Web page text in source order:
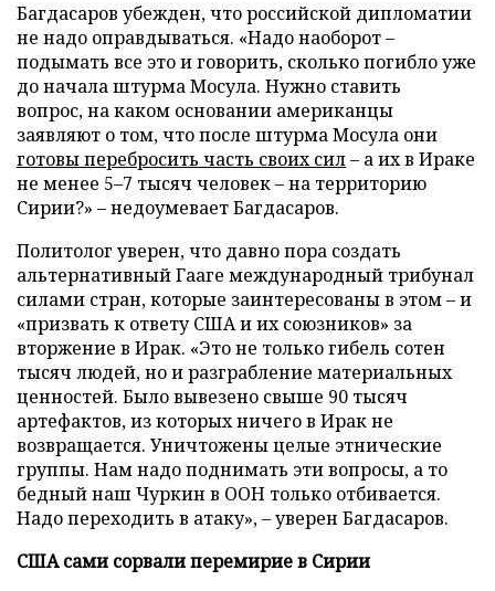
Багдасаров убежден, что российской дипломатии
не надо оправдываться. «Надо наоборот –
подымать все это и говорить, сколько погибло уже
до начала штурма Мосула. Нужно ставить
вопрос, на каком основании американцы
заявляют о том, что после штурма Мосула они
готовы перебросить часть своих сил– а их в Ираке
не менее 5–7 тысяч человек – на территорию
Сирии?» – недоумевает Багдасаров.
Политолог уверен, что давно пора создать
альтернативный Гааге международный трибунал
силами стран, которые заинтересованы в этом – и
«призвать к ответу США и их союзников» за
вторжение в Ирак. «Это не только гибель сотен
тысяч людей, но и разграбление материальных
ценностей. Было вывезено свыше 90 тысяч
артефактов, из которых ничего в Ирак не
возвращается. Уничтожены целые этнические
группы. Нам надо поднимать эти вопросы, а то
бедный наш Чуркин в ООН только отбивается.
Надо переходить в атаку», – уверен Багдасаров.
США сами сорвали перемирие в Сирии